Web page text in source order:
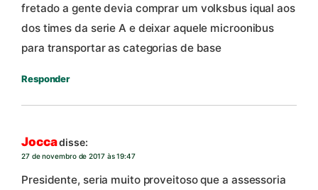
fretado a gente devia comprar um volksbus iqual aos
dos times da serie A e deixar aquele microonibus
para transportar as categorias de base
Responder
Joccadisse:
27 de novembro de 2017 às 19:47
Presidente, seria muito proveitoso que a assessoria